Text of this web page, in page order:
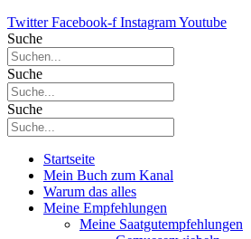
Twitter Facebook-f InstagramYoutube
Suche
Suche
Suche
Startseite
Mein Buch zum Kanal
Warum das alles
Meine Empfehlungen
Meine Saatgutempfehlungen